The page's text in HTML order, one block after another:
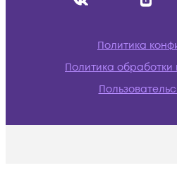
Политика
Политика